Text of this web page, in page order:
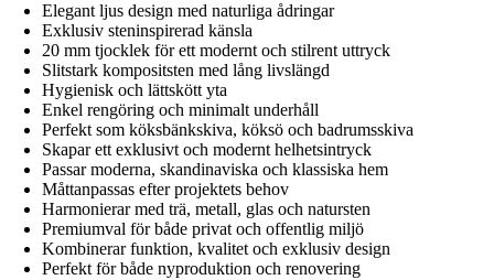
Elegant ljus design med naturliga ådringar
Exklusiv steninspirerad känsla
20 mm tjocklek för ett modernt och stilrent uttryck
Slitstark kompositsten med lång livslängd
Hygienisk och lättskött yta
Enkel rengöring och minimalt underhåll
Perfekt som köksbänkskiva, köksö och badrumsskiva
Skapar ett exklusivt och modernt helhetsintryck
Passar moderna, skandinaviska och klassiska hem
Måttanpassas efter projektets behov
Harmonierar med trä, metall, glas och natursten
Premiumval för både privat och offentlig miljö
Kombinerar funktion, kvalitet och exklusiv design
Perfekt för både nyproduktion och renovering